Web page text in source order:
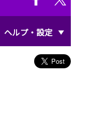
信
ヘルプ・設定